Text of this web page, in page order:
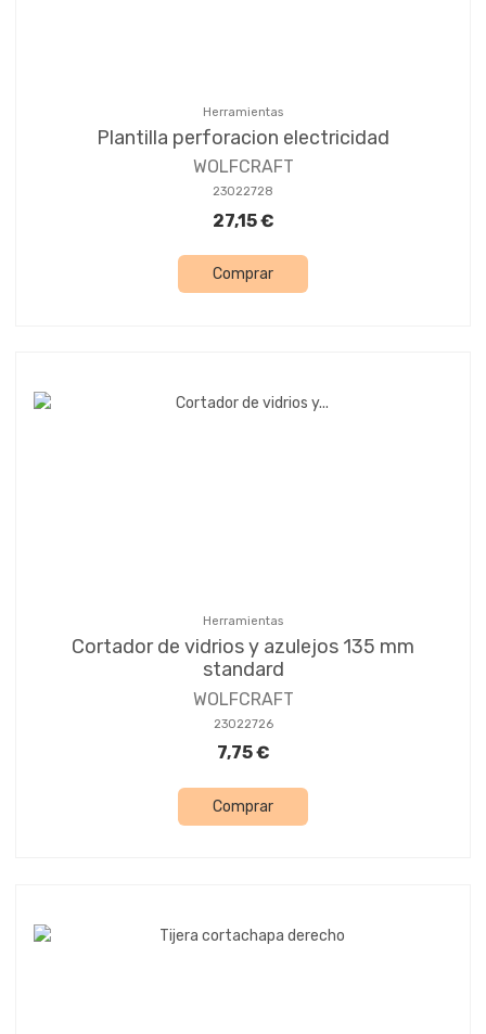
Herramientas
Plantilla perforacion electricidad
WOLFCRAFT
23022728
27,15 €
Comprar
Herramientas
Cortador de vidrios y azulejos 135 mm
standard
WOLFCRAFT
23022726
7,75 €
Comprar